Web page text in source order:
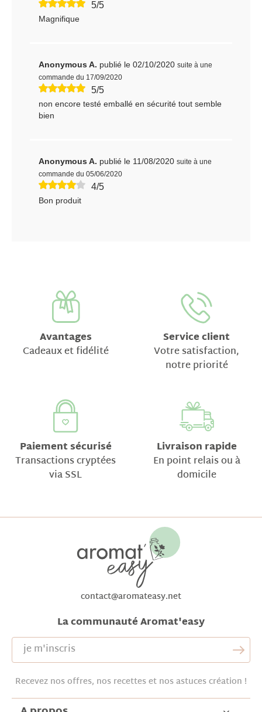
5/5
Magnifique
Anonymous A. publié le 02/10/2020 suite à une
commande du 17/09/2020
5/5
non encore testé emballé en sécurité tout semble
bien
Anonymous A. publié le 11/08/2020 suite à une
commande du 05/06/2020
4/5
Bon produit
Avantages
Cadeaux et fidélité
Service client
Votre satisfaction,
notre priorité
Paiement sécurisé
Transactions cryptées
via SSL
Livraison rapide
En point relais ou à
domicile
contact@aromateasy.net
La communauté Aromat'easy
Recevez nos offres, nos recettes et nos astuces création !